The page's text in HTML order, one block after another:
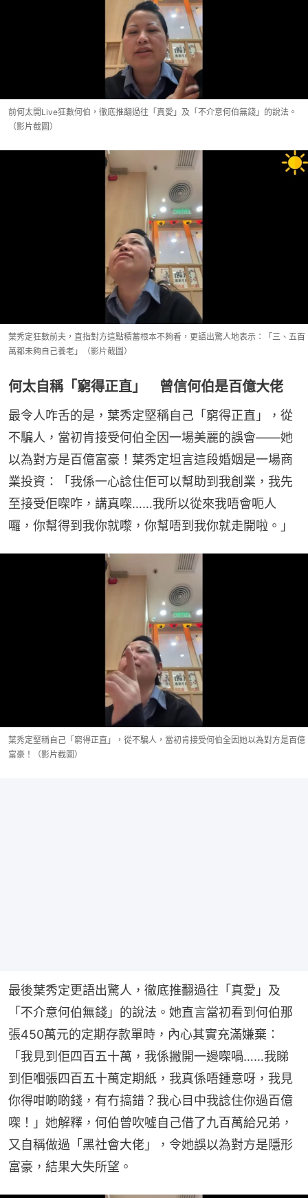
前何太開Live狂數何伯，徹底推翻過往「真愛」及「不介意何伯無錢」的說法。
（影片截圖）
葉秀定狂數前夫，直指對方這點積蓄根本不夠看，更語出驚人地表示：「三、五百
萬都未夠自己養老」（影片截圖）
何太自稱「窮得正直」 曾信何伯是百億大佬
最令人咋舌的是，葉秀定堅稱自己「窮得正直」，從
不騙人，當初肯接受何伯全因一場美麗的誤會——她
以為對方是百億富豪！葉秀定坦言這段婚姻是一場商
業投資：「我係一心諗住佢可以幫助到我創業，我先
至接受佢㗎咋，講真㗎……我所以從來我唔會呃人
囉，你幫得到我你就嚟，你幫唔到我你就走開啦。」
葉秀定堅稱自己「窮得正直」，從不騙人，當初肯接受何伯全因她以為對方是百億
富豪！（影片截圖）
最後葉秀定更語出驚人，徹底推翻過往「真愛」及
「不介意何伯無錢」的說法。她直言當初看到何伯那
張450萬元的定期存款單時，內心其實充滿嫌棄：
「我見到佢四百五十萬，我係撇開一邊㗎喎……我睇
到佢嗰張四百五十萬定期紙，我真係唔鍾意呀，我見
你得咁啲啲錢，有冇搞錯？我心目中我諗住你過百億
㗎！」她解釋，何伯曾吹噓自己借了九百萬給兄弟，
又自稱做過「黑社會大佬」，令她誤以為對方是隱形
富豪，結果大失所望。